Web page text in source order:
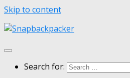
Skip to content
Search for: